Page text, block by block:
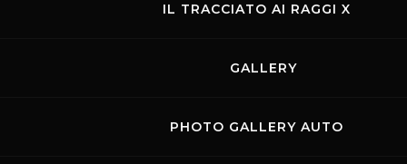
IL TRACCIATO AI RAGGI X
GALLERY
PHOTO GALLERY AUTO